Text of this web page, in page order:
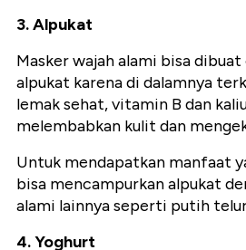
3. Alpukat
Masker wajah alami bisa dibuat
alpukat karena di dalamnya
lemak sehat, vitamin B dan
melembabkan kulit dan
Untuk mendapatkan manfaat
bisa mencampurkan alpukat
alami lainnya seperti putih
4. Yoghurt